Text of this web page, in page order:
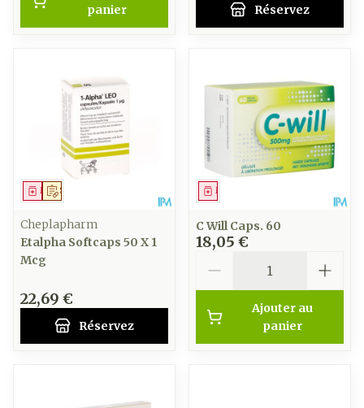
panier
Réservez
Sur prescription
Médicament
Cheplapharm
Etalpha Softcaps 50 X 1
Mcg
22,69 €
Réservez
Médicament
C Will Caps. 60
18,05 €
Ajouter au
panier